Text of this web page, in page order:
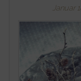
Januar